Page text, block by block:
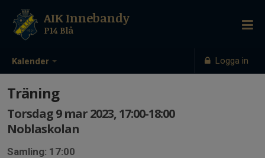
Kalender Logga in
AIK Innebandy
P14 Blå
Träning
Torsdag 9 mar 2023, 17:00-18:00
Noblaskolan
Samling: 17:00